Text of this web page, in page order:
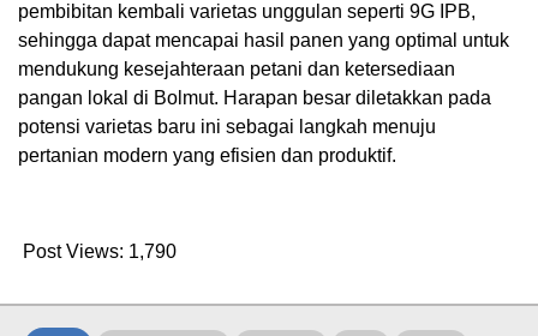
pembibitan kembali varietas unggulan seperti 9G IPB,
sehingga dapat mencapai hasil panen yang optimal untuk
mendukung kesejahteraan petani dan ketersediaan
pangan lokal di Bolmut. Harapan besar diletakkan pada
potensi varietas baru ini sebagai langkah menuju
pertanian modern yang efisien dan produktif.
Post Views: 1,790